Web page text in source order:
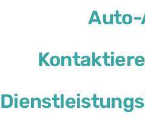
Auto-
oder ähnliches